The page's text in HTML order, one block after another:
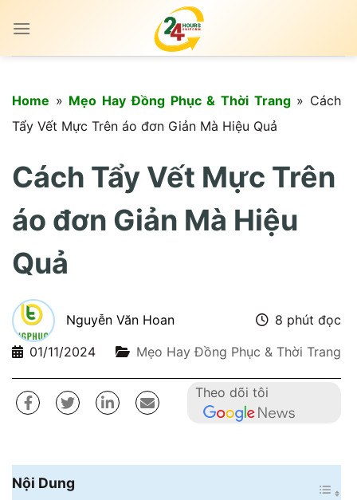
Home » Mẹo Hay Đồng Phục & Thời Trang» Cách
Tẩy Vết Mực Trên áo đơn Giản Mà Hiệu Quả
Cách Tẩy Vết Mực Trên
áo đơn Giản Mà Hiệu
Quả
Nguyễn Văn Hoan
8 phút đọc
01/11/2024
Mẹo Hay Đồng Phục & Thời Trang
Theo dõi tôi
Nội Dung